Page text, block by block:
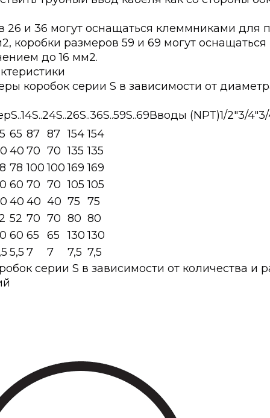
26 и 36 могут оснащаться клеммниками для
коробки размеров 59 и 69 могут
до 16 мм2.
коробок серии S в зависимости от
(NPT)1/2″3/4″3/
65 87 87 154 154
40 70 70 135 135
78 100 100 169 169
60 70 70 105 105
40 40 40 75 75
52 70 70 80 80
60 65 65 130 130
5,5 7 7 7,5 7,5
серии S в зависимости от количества и